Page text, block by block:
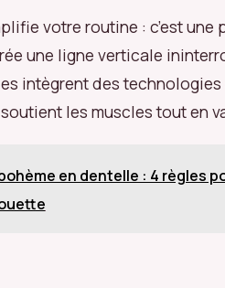
votre routine : c’est une
une ligne verticale
intègrent des technologies
les muscles tout en
en dentelle : 4 règles